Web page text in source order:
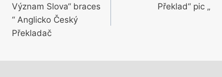
pro
příspěvek
Význam Slova“ braces
“ Anglicko Český
Překladač
Překlad“ pic „